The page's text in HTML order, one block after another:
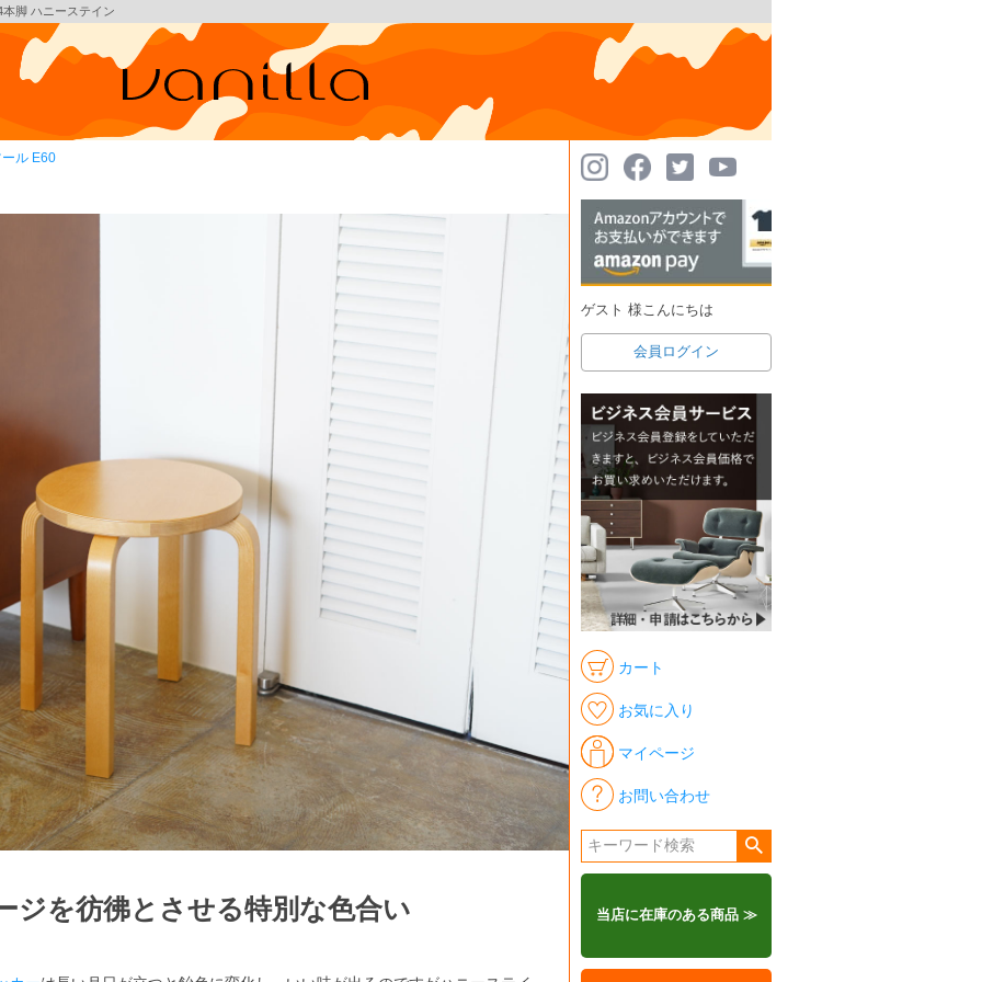
脚 ハニーステイン
ル E60
ジを彷彿とさせる特別な色合い
ゲスト 様こんにちは
会員ログイン
カート
お気に入り
マイページ
お問い合わせ
検索
当店に在庫のある商品 ≫